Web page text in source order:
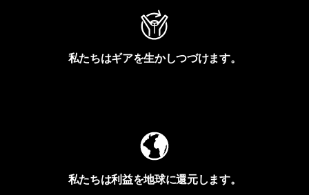
私たちはギアを生かしつづけます。
私たちは利益を地球に還元します。